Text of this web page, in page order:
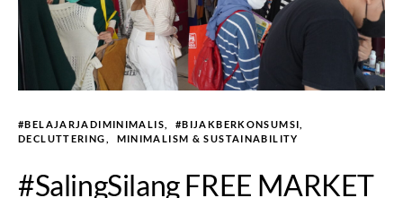
#BELAJARJADIMINIMALIS
#BIJAKBERKONSUMSI
DECLUTTERING
MINIMALISM & SUSTAINABILITY
#SalingSilang FREE MARKET